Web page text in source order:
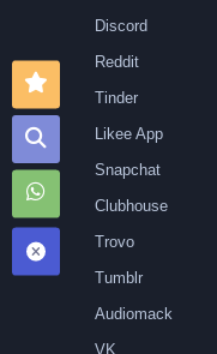
Discord
Reddit
Tinder
Likee App
Snapchat
Clubhouse
Trovo
Tumblr
Audiomack
VK